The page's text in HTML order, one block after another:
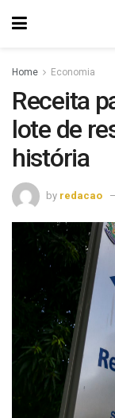
Home Economia
Receita
lote de
história
by redacao